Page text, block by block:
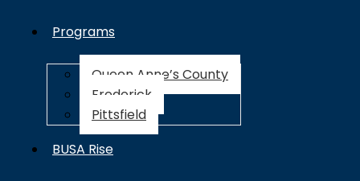
Programs
Queen Anne’s County
Frederick
Pittsfield
BUSA Rise